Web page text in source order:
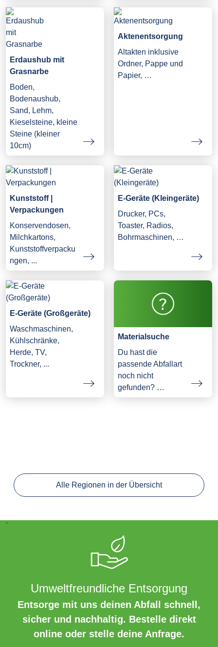
Erdaushub mit
Grasnarbe
Boden,
Bodenaushub,
Sand, Lehm,
Kieselsteine, kleine
Steine (kleiner
10cm)
Aktenentsorgung
Altakten inklusive
Ordner, Pappe und
Papier, …
Kunststoff |
Verpackungen
Konservendosen,
Milchkartons,
Kunststoffverpacku
ngen, ...
E-Geräte (Kleingeräte)
Drucker, PCs,
Toaster, Radios,
Bohrmaschinen, …
E-Geräte (Großgeräte)
Waschmaschinen,
Kühlschränke,
Herde, TV,
Trockner, ...
Materialsuche
Du hast die
passende Abfallart
noch nicht
gefunden? …
Alle Regionen in der Übersicht
´
Umweltfreundliche Entsorgung
Entsorge mit uns deinen Abfall schnell,
sicher und nachhaltig. Bestelle direkt
online oder stelle deine Anfrage.